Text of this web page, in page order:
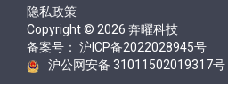
隐私政策
Copyright © 2026 奔曜科技
备案号： 沪ICP备2022028945号
沪公网安备 31011502019317号